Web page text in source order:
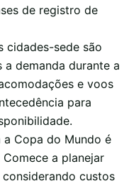
de registro de
cidades-sede são
a demanda durante a
e voos
para
a Copa do Mundo é
a planejar
custos